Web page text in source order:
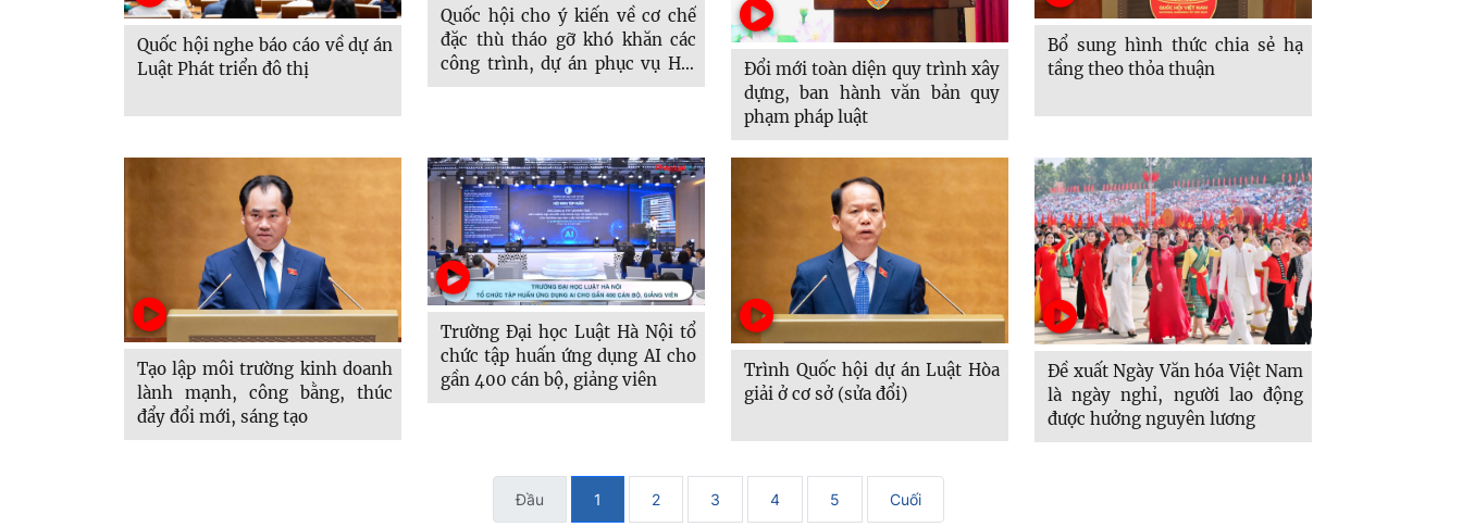
Quốc hội nghe báo cáo về dự án
Luật Phát triển đô thị
Quốc hội cho ý kiến về cơ chế
đặc thù tháo gỡ khó khăn các
công trình, dự án phục vụ Hội
nghị cấp cao APEC 2027
Đổi mới toàn diện quy trình xây
dựng, ban hành văn bản quy
phạm pháp luật
Bổ sung hình thức chia sẻ hạ
tầng theo thỏa thuận
Tạo lập môi trường kinh doanh
lành mạnh, công bằng, thúc
đẩy đổi mới, sáng tạo
Trường Đại học Luật Hà Nội tổ
chức tập huấn ứng dụng AI cho
gần 400 cán bộ, giảng viên
Trình Quốc hội dự án Luật Hòa
giải ở cơ sở (sửa đổi)
Đề xuất Ngày Văn hóa Việt Nam
là ngày nghỉ, người lao động
được hưởng nguyên lương
Đầu 1 2 3 4 5 Cuối